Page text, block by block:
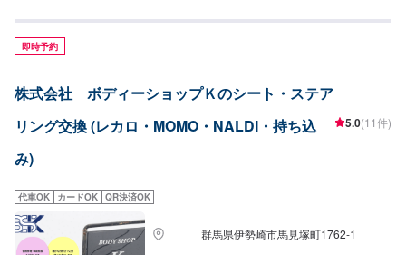
ツによって変動いたします。
即時予約
株式会社 ボディーショップＫのシート・ステア
リング交換 (レカロ・MOMO・NALDI・持ち込
み)
5.0(11件)
代車OK カードOK QR決済OK
群馬県伊勢崎市馬見塚町1762‐1